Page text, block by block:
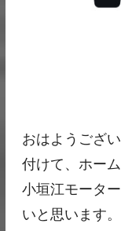
おはようござ
付けて、ホー
小垣江モータ
いと思います。